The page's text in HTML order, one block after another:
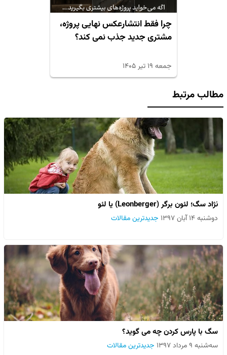
چرا فقط انتشارعکس نهایی پروژه،
مشتری جدید جذب نمی کند؟
جمعه ۱۹ تیر ۱۴۰۵
مطالب مرتبط
نژاد سگ؛ لئون برگر (Leonberger) یا لئو
دوشنبه ۱۴ آبان ۱۳۹۷ جدیدترین مقالات
سگ با پارس کردن چه می گوید؟
سه‌شنبه ۹ مرداد ۱۳۹۷ جدیدترین مقالات